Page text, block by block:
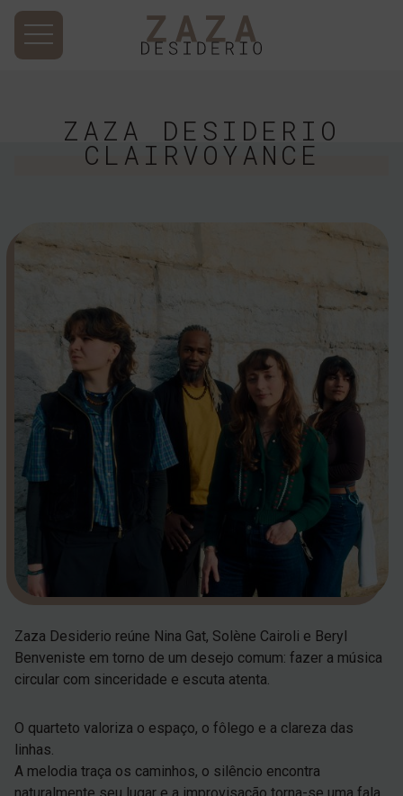
ZAZA DESIDERIO
CLAIRVOYANCE
Zaza Desiderio reúne Nina Gat, Solène Cairoli e Beryl
Benveniste em torno de um desejo comum: fazer a música
circular com sinceridade e escuta atenta.
O quarteto valoriza o espaço, o fôlego e a clareza das
linhas.
A melodia traça os caminhos, o silêncio encontra